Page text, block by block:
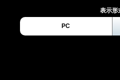
表示形
PC